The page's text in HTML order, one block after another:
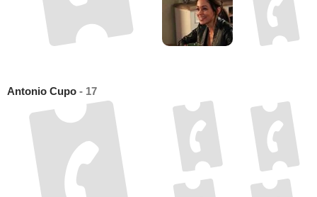
Antonio Cupo - 17